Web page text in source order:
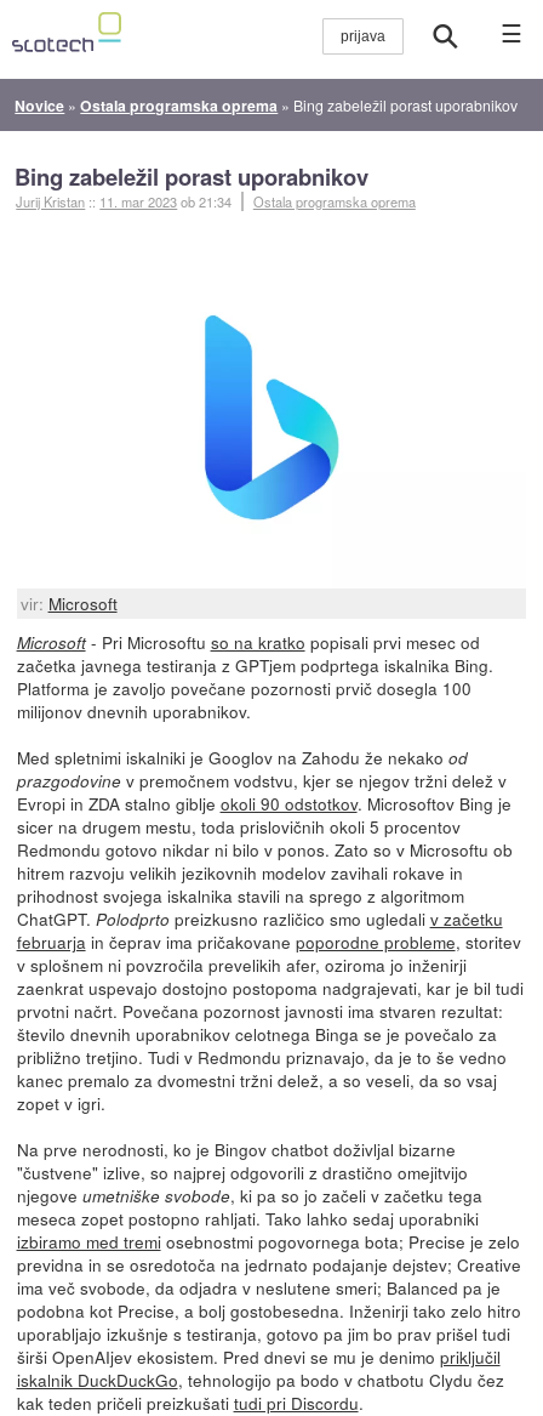
☰
Novice »Ostala programska oprema » Bing zabeležil porast uporabnikov
Bing zabeležil porast uporabnikov
Jurij Kristan :: 11. mar 2023ob 21:34 Ostala programska oprema
vir: Microsoft
Microsoft- Pri Microsoftu so na kratko popisali prvi mesec od
začetka javnega testiranja z GPTjem podprtega iskalnika Bing.
Platforma je zavoljo povečane pozornosti prvič dosegla 100
milijonov dnevnih uporabnikov.
Med spletnimi iskalniki je Googlov na Zahodu že nekako od
prazgodovinev premočnem vodstvu, kjer se njegov tržni delež v
Evropi in ZDA stalno giblje okoli 90 odstotkov. Microsoftov Bing je
sicer na drugem mestu, toda prislovičnih okoli 5 procentov
Redmondu gotovo nikdar ni bilo v ponos. Zato so v Microsoftu ob
hitrem razvoju velikih jezikovnih modelov zavihali rokave in
prihodnost svojega iskalnika stavili na sprego z algoritmom
ChatGPT. Polodprto preizkusno različico smo ugledali v začetku
februarja in čeprav ima pričakovane poporodne probleme, storitev
v splošnem ni povzročila prevelikih afer, oziroma jo inženirji
zaenkrat uspevajo dostojno postopoma nadgrajevati, kar je bil tudi
prvotni načrt. Povečana pozornost javnosti ima stvaren rezultat:
število dnevnih uporabnikov celotnega Binga se je povečalo za
približno tretjino. Tudi v Redmondu priznavajo, da je to še vedno
kanec premalo za dvomestni tržni delež, a so veseli, da so vsaj
zopet v igri.
Na prve nerodnosti, ko je Bingov chatbot doživljal bizarne
"čustvene" izlive, so najprej odgovorili z drastično omejitvijo
njegove umetniške svobode, ki pa so jo začeli v začetku tega
meseca zopet postopno rahljati. Tako lahko sedaj uporabniki
izbiramo med tremiosebnostmi pogovornega bota; Precise je zelo
previdna in se osredotoča na jedrnato podajanje dejstev; Creative
ima več svobode, da odjadra v neslutene smeri; Balanced pa je
podobna kot Precise, a bolj gostobesedna. Inženirji tako zelo hitro
uporabljajo izkušnje s testiranja, gotovo pa jim bo prav prišel tudi
širši OpenAIjev ekosistem. Pred dnevi se mu je denimo priključil
iskalnik DuckDuckGo, tehnologijo pa bodo v chatbotu Clydu čez
kak teden pričeli preizkušati tudi pri Discordu.